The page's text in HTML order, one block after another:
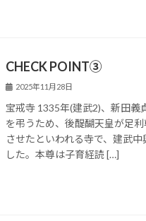
CHECK POINT③
2025年11月28日
宝戒寺 1335年(建武2)、新田義
を弔うため、後醍醐天皇が足
させたといわれる寺で、建武
した。本尊は子育経読 […]